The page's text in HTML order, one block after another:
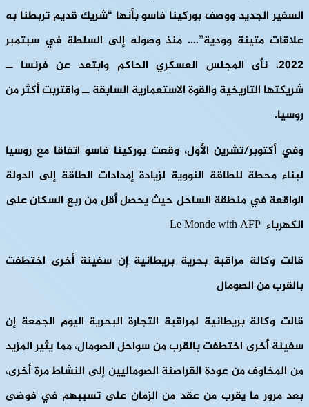
السفير الجديد ووصف بوركينا فاسو بأنها “شريك قديم تربطنا به
علاقات متينة وودية”…. منذ وصوله إلى السلطة في سبتمبر
2022، نأى المجلس العسكري الحاكم وابتعد عن فرنسا ــ
شريكتها التاريخية والقوة الاستعمارية السابقة ــ واقتربت أكثر من
روسيا.
وفي أكتوبر/تشرين الأول، وقعت بوركينا فاسو اتفاقا مع روسيا
لبناء محطة للطاقة النووية لزيادة إمدادات الطاقة إلى الدولة
الواقعة في منطقة الساحل حيث يحصل أقل من ربع السكان على
الكهرباء Le Monde with AFP
قالت وكالة مراقبة بحرية بريطانية إن سفينة أخرى اختطفت
بالقرب من الصومال
قالت وكالة بريطانية لمراقبة التجارة البحرية اليوم الجمعة إن
سفينة أخرى اختطفت بالقرب من سواحل الصومال، مما يثير المزيد
من المخاوف من عودة القراصنة الصوماليين إلى النشاط مرة أخرى،
بعد مرور ما يقرب من عقد من الزمان على تسببهم في فوضى